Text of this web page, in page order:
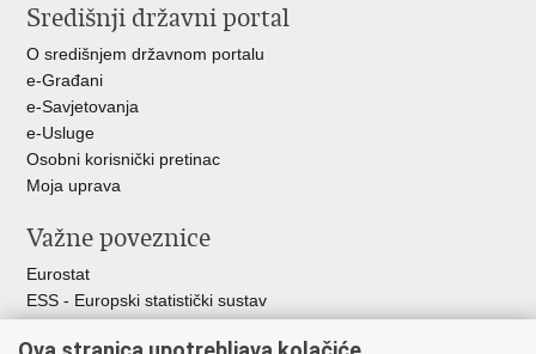
Facebooku
X-
Središnji državni portal
O središnjem državnom portalu
e-Građani
e-Savjetovanja
e-Usluge
Osobni korisnički pretinac
Moja uprava
Važne poveznice
Eurostat
ESS - Europski statistički sustav